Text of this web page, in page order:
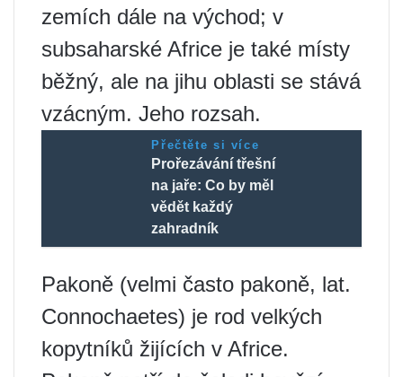
zemích dále na východ; v
subsaharské Africe je také místy
běžný, ale na jihu oblasti se stává
vzácným. Jeho rozsah.
Přečtěte si více
Prořezávání třešní
na jaře: Co by měl
vědět každý
zahradník
Pakoně (velmi často pakoně, lat.
Connochaetes) je rod velkých
kopytníků žijících v Africe.